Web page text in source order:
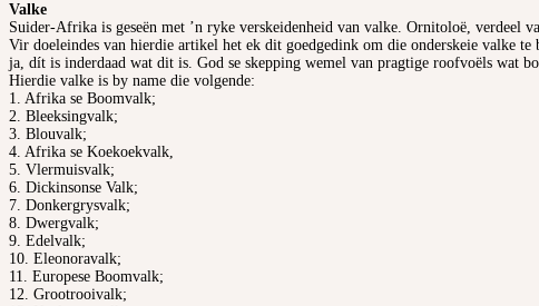
Valke
Suider-Afrika is geseën met ’n ryke verskeidenheid van valke. Ornitoloë, verdeel
Vir doeleindes van hierdie artikel het ek dit goedgedink om die onderskeie valke
ja, dít is inderdaad wat dit is. God se skepping wemel van pragtige roofvoëls
Hierdie valke is by name die volgende:
1. Afrika se Boomvalk;
2. Bleeksingvalk;
3. Blouvalk;
4. Afrika se Koekoekvalk,
5. Vlermuisvalk;
6. Dickinsonse Valk;
7. Donkergrysvalk;
8. Dwergvalk;
9. Edelvalk;
10. Eleonoravalk;
11. Europese Boomvalk;
12. Grootrooivalk;